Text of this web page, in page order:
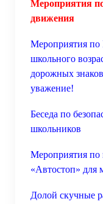
Мероприятия
движения
Мероприятия
школьного
дорожных
уважение!
Беседа по
школьников
Мероприятия по
«Автостоп» для
Долой скучные